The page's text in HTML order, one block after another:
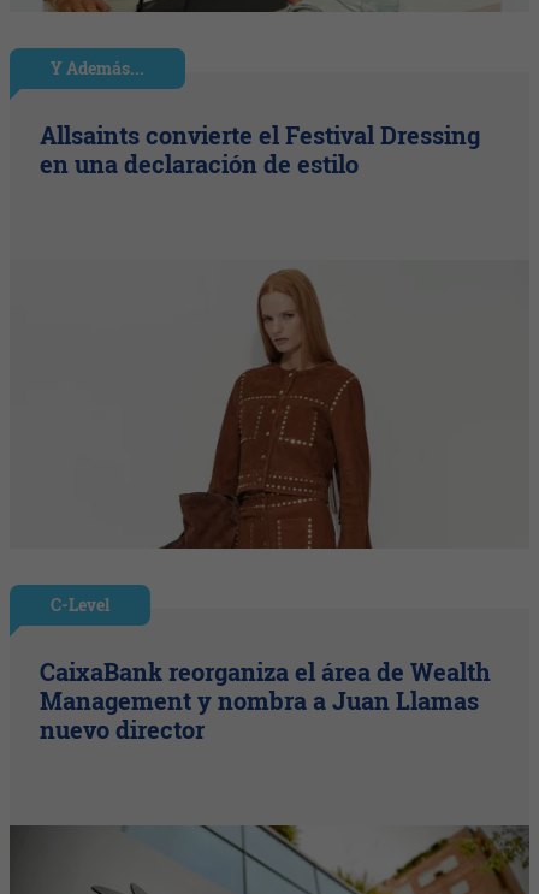
Y Además...
Allsaints convierte el Festival Dressing
en una declaración de estilo
C-Level
CaixaBank reorganiza el área de Wealth
Management y nombra a Juan Llamas
nuevo director